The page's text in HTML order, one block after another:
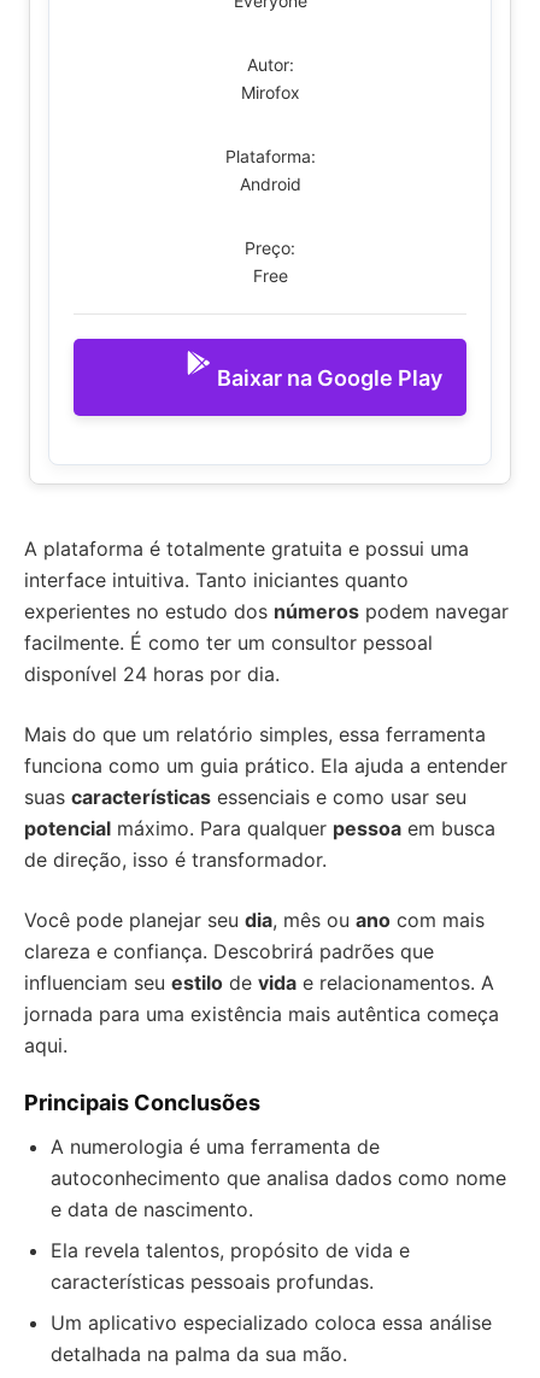
Autor:
Mirofox
Plataforma:
Android
Preço:
Free
Baixar na Google Play
A plataforma é totalmente gratuita e possui uma
interface intuitiva. Tanto iniciantes quanto
experientes no estudo dos números podem navegar
facilmente. É como ter um consultor pessoal
disponível 24 horas por dia.
Mais do que um relatório simples, essa ferramenta
funciona como um guia prático. Ela ajuda a entender
suas características essenciais e como usar seu
potencial máximo. Para qualquer pessoa em busca
de direção, isso é transformador.
Você pode planejar seu dia, mês ou ano com mais
clareza e confiança. Descobrirá padrões que
influenciam seu estilo de vida e relacionamentos. A
jornada para uma existência mais autêntica começa
aqui.
Principais Conclusões
A numerologia é uma ferramenta de
autoconhecimento que analisa dados como nome
e data de nascimento.
Ela revela talentos, propósito de vida e
características pessoais profundas.
Um aplicativo especializado coloca essa análise
detalhada na palma da sua mão.